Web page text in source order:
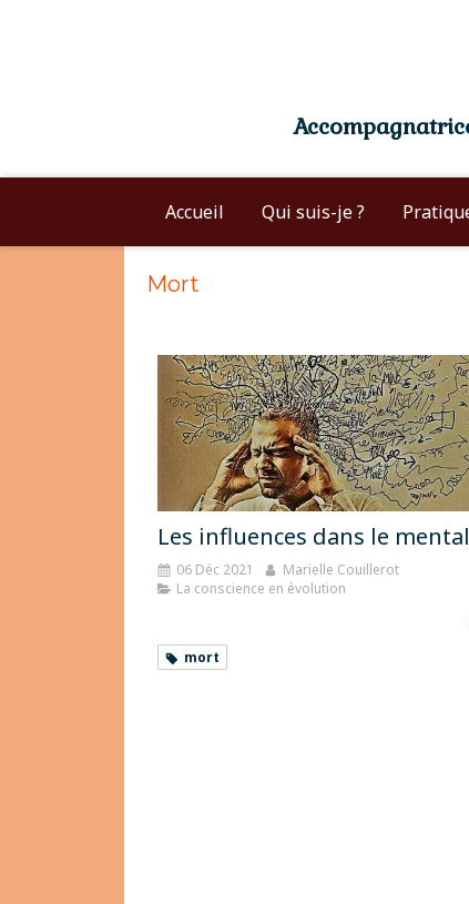
Accueil Qui suis-je ?
Mort
Les influences dans le mental
06 Déc 2021
Marielle Couillerot
La conscience en évolution
mort